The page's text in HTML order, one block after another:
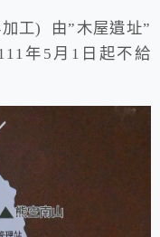
工) 由”木屋遺址”
年5月1日起不給